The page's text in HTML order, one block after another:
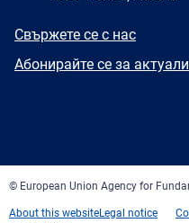
E-
Свържете се с нас
Newsletter
Абонирайте се за
© European Union Agency for
About this websiteLegal notice